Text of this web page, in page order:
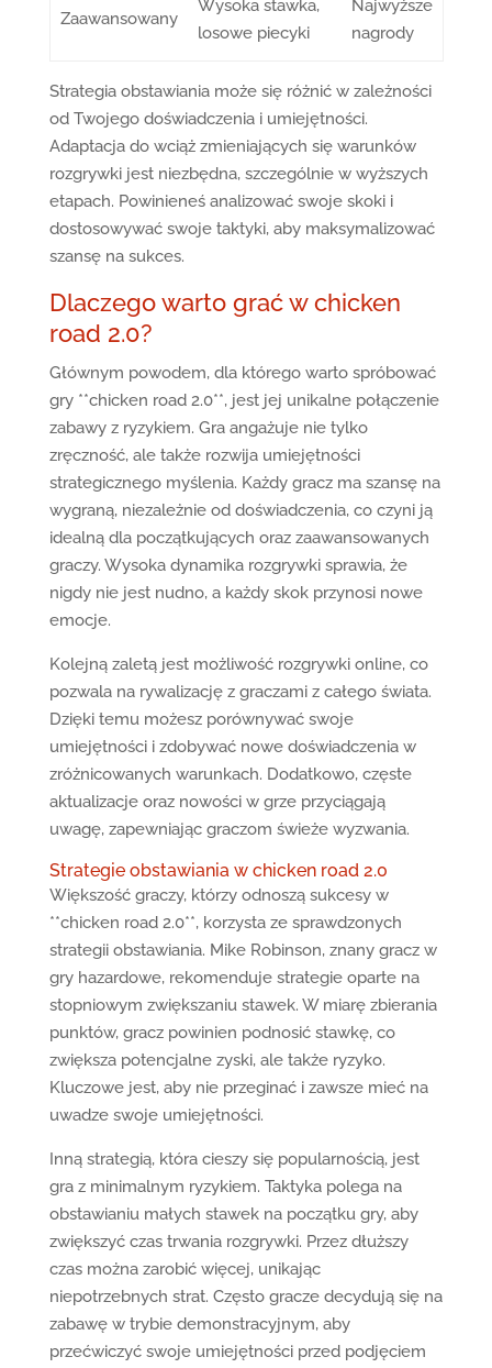
Zaawansowany
Wysoka stawka,
losowe piecyki
Najwyższe
nagrody
Strategia obstawiania może się różnić w zależności
od Twojego doświadczenia i umiejętności.
Adaptacja do wciąż zmieniających się warunków
rozgrywki jest niezbędna, szczególnie w wyższych
etapach. Powinieneś analizować swoje skoki i
dostosowywać swoje taktyki, aby maksymalizować
szansę na sukces.
Dlaczego warto grać w chicken
road 2.0?
Głównym powodem, dla którego warto spróbować
gry **chicken road 2.0**, jest jej unikalne połączenie
zabawy z ryzykiem. Gra angażuje nie tylko
zręczność, ale także rozwija umiejętności
strategicznego myślenia. Każdy gracz ma szansę na
wygraną, niezależnie od doświadczenia, co czyni ją
idealną dla początkujących oraz zaawansowanych
graczy. Wysoka dynamika rozgrywki sprawia, że
nigdy nie jest nudno, a każdy skok przynosi nowe
emocje.
Kolejną zaletą jest możliwość rozgrywki online, co
pozwala na rywalizację z graczami z całego świata.
Dzięki temu możesz porównywać swoje
umiejętności i zdobywać nowe doświadczenia w
zróżnicowanych warunkach. Dodatkowo, częste
aktualizacje oraz nowości w grze przyciągają
uwagę, zapewniając graczom świeże wyzwania.
Strategie obstawiania w chicken road 2.0
Większość graczy, którzy odnoszą sukcesy w
**chicken road 2.0**, korzysta ze sprawdzonych
strategii obstawiania. Mike Robinson, znany gracz w
gry hazardowe, rekomenduje strategie oparte na
stopniowym zwiększaniu stawek. W miarę zbierania
punktów, gracz powinien podnosić stawkę, co
zwiększa potencjalne zyski, ale także ryzyko.
Kluczowe jest, aby nie przeginać i zawsze mieć na
uwadze swoje umiejętności.
Inną strategią, która cieszy się popularnością, jest
gra z minimalnym ryzykiem. Taktyka polega na
obstawianiu małych stawek na początku gry, aby
zwiększyć czas trwania rozgrywki. Przez dłuższy
czas można zarobić więcej, unikając
niepotrzebnych strat. Często gracze decydują się na
zabawę w trybie demonstracyjnym, aby
przećwiczyć swoje umiejętności przed podjęciem